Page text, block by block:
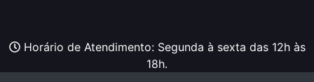
Horário de Atendimento: Segunda à sexta das 12h às
18h.